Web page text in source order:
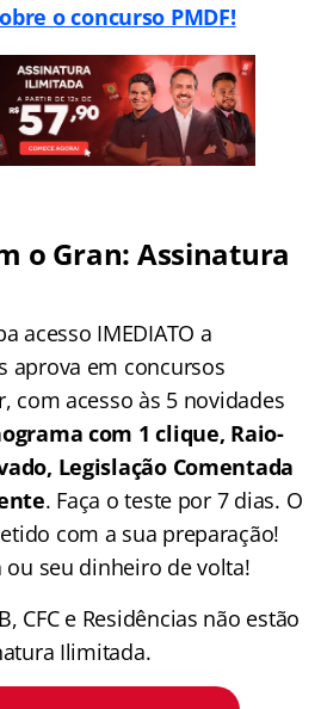
o concurso PMDF!
o Gran: Assinatura
acesso IMEDIATO a
aprova em concursos
com acesso às 5 novidades
com 1 clique, Raio-
Legislação Comentada
. Faça o teste por 7 dias. O
com a sua preparação!
ou seu dinheiro de volta!
CFC e Residências não estão
Ilimitada.